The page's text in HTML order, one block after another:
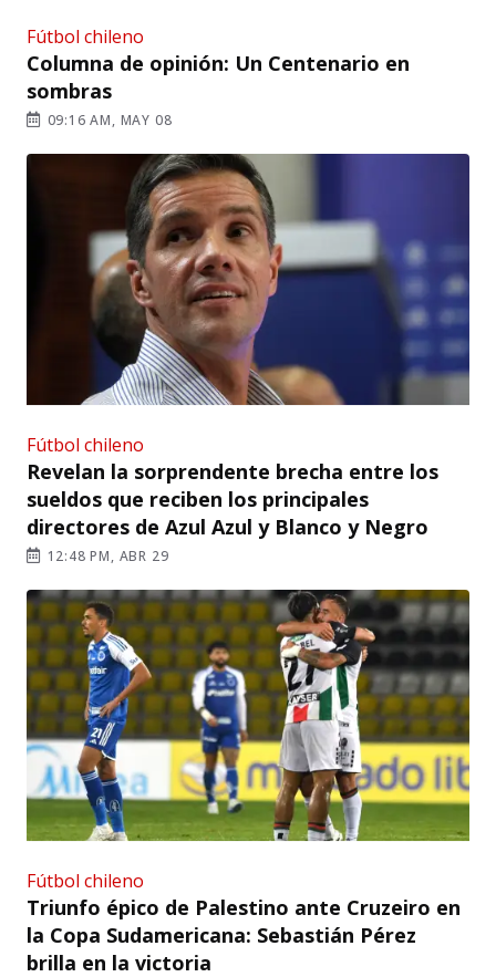
Fútbol chileno
Columna de opinión: Un Centenario en
sombras
09:16 AM, MAY 08
Fútbol chileno
Revelan la sorprendente brecha entre los
sueldos que reciben los principales
directores de Azul Azul y Blanco y Negro
12:48 PM, ABR 29
Fútbol chileno
Triunfo épico de Palestino ante Cruzeiro en
la Copa Sudamericana: Sebastián Pérez
brilla en la victoria